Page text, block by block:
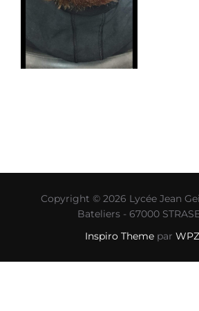
Copyright © 2026 Lycée Jean
Bateliers - 67000
Inspiro Themepar